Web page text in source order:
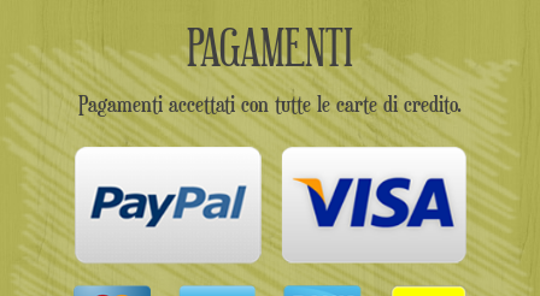
PAGAMENTI
Pagamenti accettati con tutte le carte di credito.